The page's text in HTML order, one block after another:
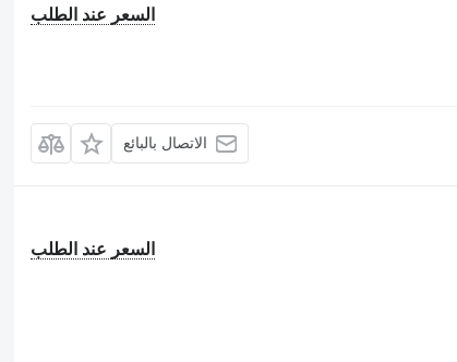
السعر عند الطلب
الاتصال بالبائع
السعر عند الطلب